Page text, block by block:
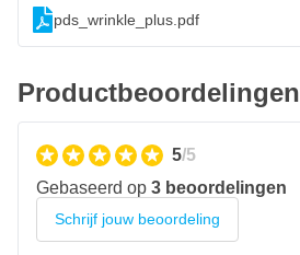
pds_wrinkle_plus.pdf
Productbeoordelingen
5/5
Gebaseerd op 3 beoordelingen
Schrijf jouw beoordeling